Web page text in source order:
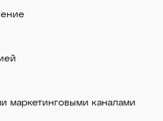
маркетинговыми каналами